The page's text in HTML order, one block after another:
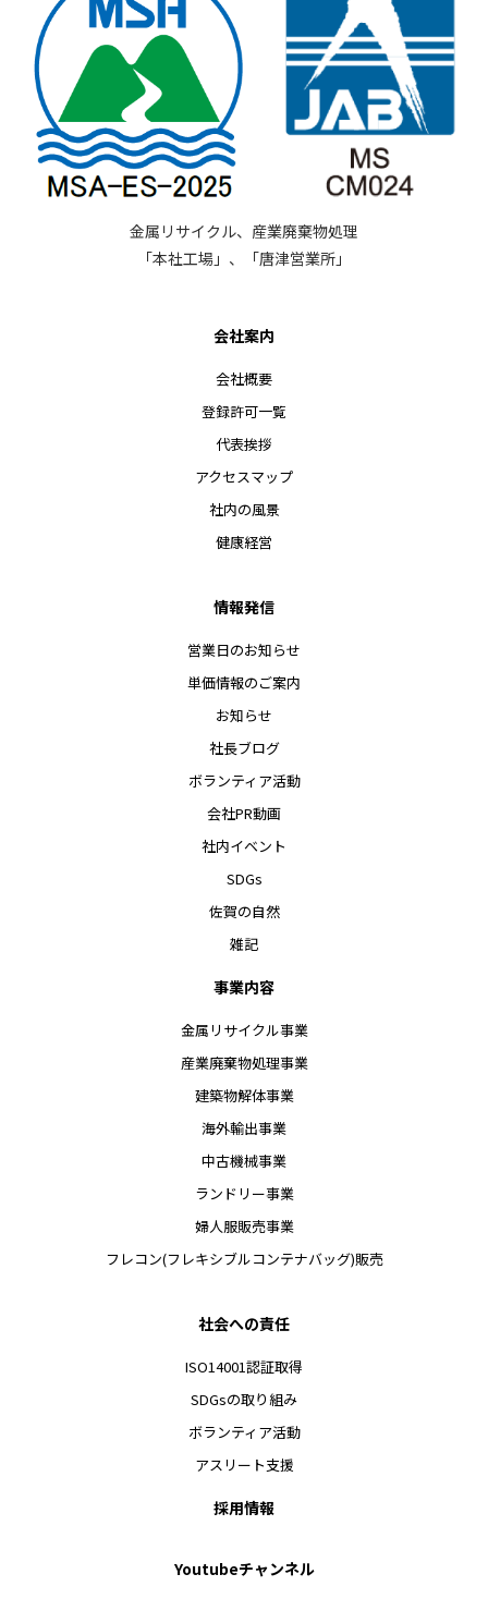
金属リサイクル、産業廃棄物処理
「本社工場」、「唐津営業所」
会社案内
会社概要
登録許可一覧
代表挨拶
アクセスマップ
社内の風景
健康経営
情報発信
営業日のお知らせ
単価情報のご案内
お知らせ
社長ブログ
ボランティア活動
会社PR動画
社内イベント
SDGs
佐賀の自然
雑記
事業内容
金属リサイクル事業
産業廃棄物処理事業
建築物解体事業
海外輸出事業
中古機械事業
ランドリー事業
婦人服販売事業
フレコン(フレキシブルコンテナバッグ)販売
社会への責任
ISO14001認証取得
SDGsの取り組み
ボランティア活動
アスリート支援
採用情報
Youtubeチャンネル